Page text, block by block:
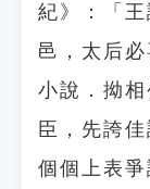
紀》：「
邑，太后
小說．拗
臣，先誇
個個上表爭